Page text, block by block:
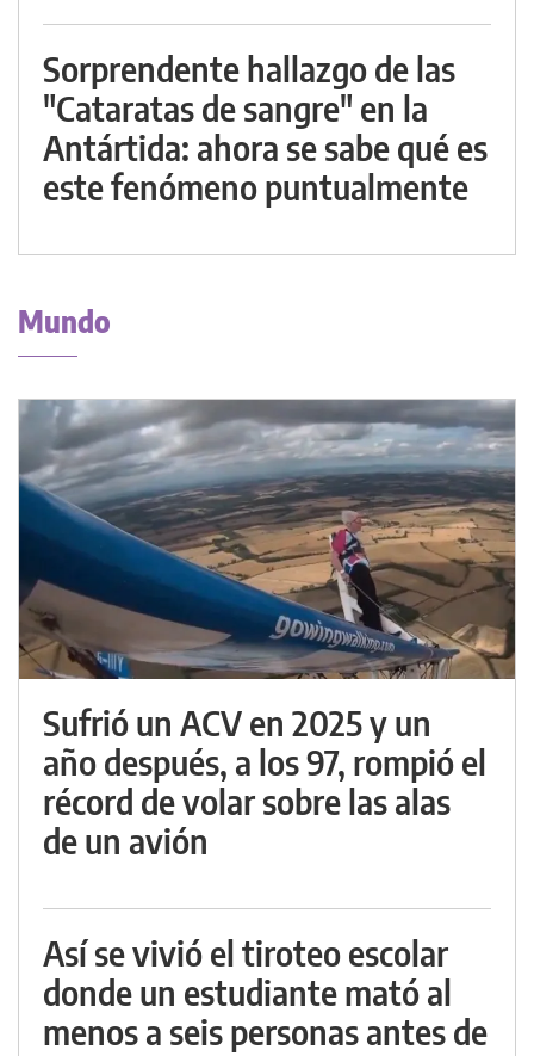
Sorprendente hallazgo de las
"Cataratas de sangre" en la
Antártida: ahora se sabe qué es
este fenómeno puntualmente
Mundo
Sufrió un ACV en 2025 y un
año después, a los 97, rompió el
récord de volar sobre las alas
de un avión
Así se vivió el tiroteo escolar
donde un estudiante mató al
menos a seis personas antes de